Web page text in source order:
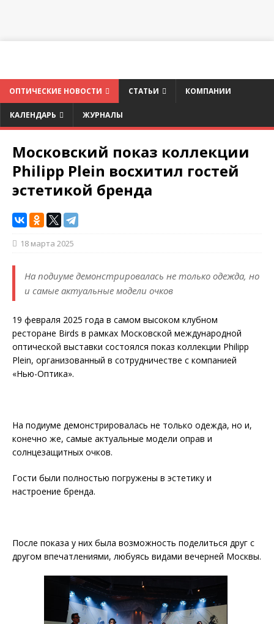
ОПТИЧЕСКИЕ НОВОСТИ СТАТЬИ КОМПАНИИ
КАЛЕНДАРЬ ЖУРНАЛЫ
Московский показ коллекции
Philipp Plein восхитил гостей
эстетикой бренда
18 марта 2025
На подиуме демонстрировалась не только одежда, но
и самые актуальные модели очков
19 февраля 2025 года в самом высоком клубном
ресторане Birds в рамках Московской международной
оптической выставки состоялся показ коллекции Philipp
Plein, организованный в сотрудничестве с компанией
«Нью-Оптика».
На подиуме демонстрировалась не только одежда, но и,
конечно же, самые актуальные модели оправ и
солнцезащитных очков.
Гости были полностью погружены в эстетику и
настроение бренда.
После показа у них была возможность поделиться друг с
другом впечатлениями, любуясь видами вечерней Москвы.